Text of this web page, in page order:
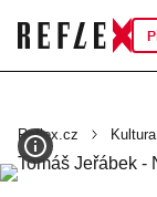
Reflex.cz Kultura